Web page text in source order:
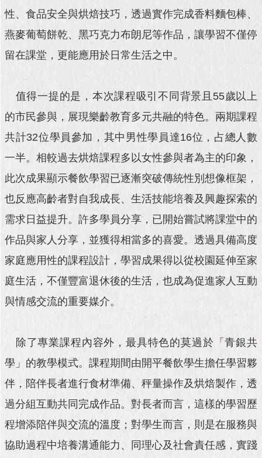
站
導
覽
常
問
答
即
新
聞
澄
清
雙
語
彙
台
陳
系
統
公
參
性、食品安全與烘焙技巧，透過實作完成香料麵包棒、
燕麥葡萄餅乾、黑巧克力布朗尼等作品，讓學習不僅停
留在課堂，更能應用於日常生活之中。
值得一提的是，本次課程吸引不同背景且55歲以上
的市民參與，展現樂齡教育多元共融的特色。兩期課程
共計32位學員參加，其中男性學員達16位，占總人數
一半。相較過去烘焙課程多以女性參與者為主的印象，
此次成果顯示餐飲學習已逐漸突破傳統性別想像框架，
也反應高齡者對自我成長、生活技能培養及興趣探索的
需求日益提升。許多學員分享，已開始嘗試將課堂中的
作品與家人分享，並獲得相當多的喜愛。透過具備高度
家庭應用性的課程設計，學習成果得以從校園延伸至家
庭生活，不僅豐富退休後的生活，也成為促進家人互動
與情感交流的重要媒介。
除了專業課程內容外，最具特色的莫過於「青銀共
學」的教學模式。課程期間由開平餐飲學生擔任學習夥
伴，陪伴長者進行食材準備、秤量操作及烘焙製作，透
過分組互動共同完成作品。對長者而言，這樣的學習歷
程增添陪伴與交流的溫度；對學生而言，則是在服務與
協助過程中培養溝通能力、同理心及社會責任感，實踐